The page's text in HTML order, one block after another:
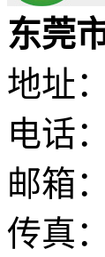
东莞
地址
电话
邮箱
传真